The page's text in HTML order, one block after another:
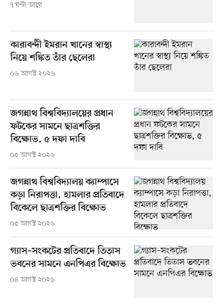
৭ ঘণ্টা আগে
কারাবন্দী ইমরান খানের স্বাস্থ্য
নিয়ে শঙ্কিত তাঁর ছেলেরা
০৬ আগস্ট ২০২৬
জগন্নাথ বিশ্ববিদ্যালয়ের প্রধান
ফটকের সামনে ছাত্রশক্তির
বিক্ষোভ, ৫ দফা দাবি
০৫ আগস্ট ২০২৬
জগন্নাথ বিশ্ববিদ্যালয় ক্যাম্পাসে
কড়া নিরাপত্তা, হামলার প্রতিবাদে
বিকেলে ছাত্রশক্তির বিক্ষোভ
০৫ আগস্ট ২০২৬
গ্যাস–সংকটের প্রতিবাদে তিতাস
ভবনের সামনে এনপিএর বিক্ষোভ
০৪ আগস্ট ২০২৬